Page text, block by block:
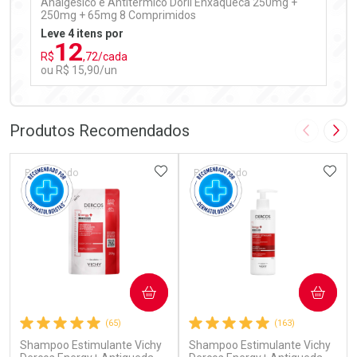
250mg + 65mg 8 Comprimidos
Leve 4 itens por
R$12,72/cada
ou R$ 15,90/un
Laboratório
Ativar Desconto
Comprar sem Desconto
Por Menos
Comprar sem Desconto
Produtos Recomendados Imagem
(65)
Shampoo Estimulante Vichy
Patrocinado ADICIONAR AOS FAVORITOS
COMPRAR
(163)
Shampoo Estimulante Vichy
Patrocinado
COMPRAR